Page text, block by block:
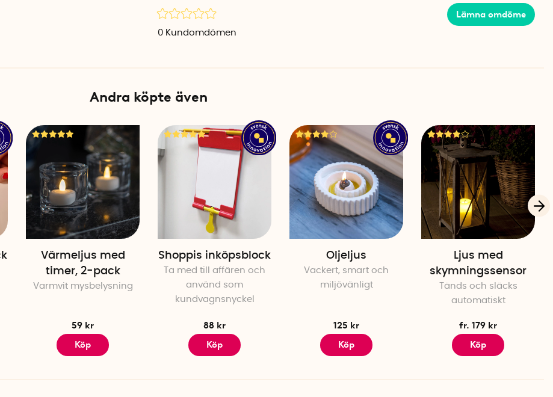
Material: Neodym/metall
Hållkraft: 10 kg
Färg: Silver
Lämna omdöme
0 Kundomdömen
Andra köpte även
Värmeljus med
timer, 2-pack
Varmvit mysbelysning
59 kr
Köp
Shoppis inköpsblock
Ta med till affären och
använd som
kundvagnsnyckel
88 kr
Köp
Oljeljus
Vackert, smart och
miljövänligt
125 kr
Köp
Ljus med
skymningssensor
Tänds och släcks
automatiskt
fr. 179 kr
Köp